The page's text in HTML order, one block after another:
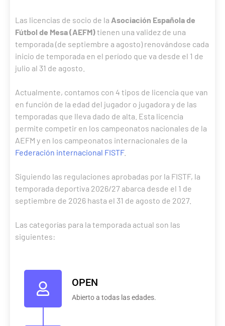
Las licencias de socio de la Asociación Española de
Fútbol de Mesa (AEFM)tienen una validez de una
temporada (de septiembre a agosto) renovándose cada
inicio de temporada en el período que va desde el 1 de
julio al 31 de agosto.
Actualmente, contamos con 4 tipos de licencia que van
en función de la edad del jugador o jugadora y de las
temporadas que lleva dado de alta. Esta licencia
permite competir en los campeonatos nacionales de la
AEFM y en los campeonatos internacionales de la
Federación internacional FISTF.
Siguiendo las regulaciones aprobadas por la FISTF, la
temporada deportiva 2026/27 abarca desde el 1 de
septiembre de 2026 hasta el 31 de agosto de 2027.
Las categorías para la temporada actual son las
siguientes:
OPEN
Abierto a todas las edades.